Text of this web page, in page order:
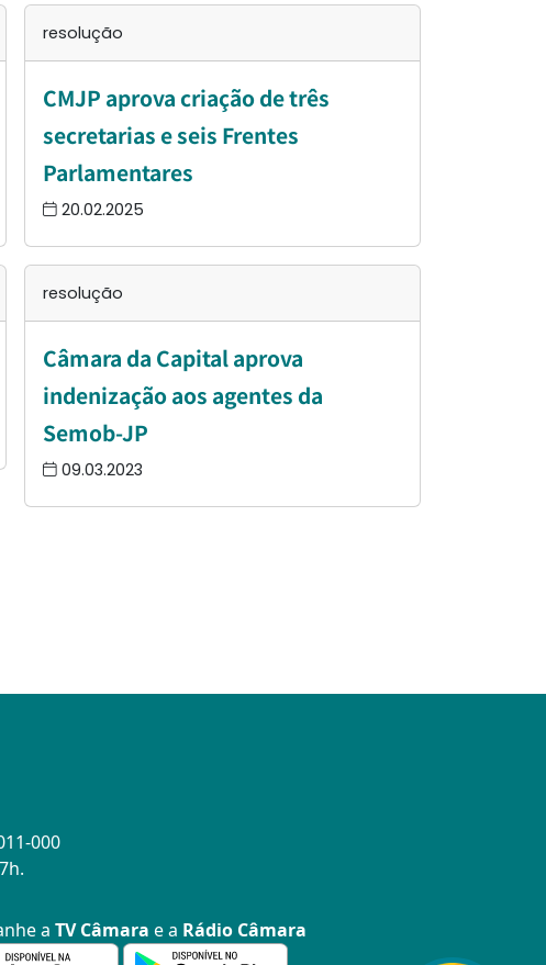
resolução
CMJP aprova criação de três
secretarias e seis Frentes
Parlamentares
20.02.2025
resolução
Câmara da Capital aprova
indenização aos agentes da
Semob-JP
09.03.2023
000
a TV Câmara e a Rádio Câmara